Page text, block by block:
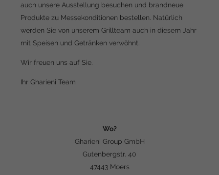
auch unsere Ausstellung besuchen und brandneue
Produkte zu Messekonditionen bestellen. Natürlich
werden Sie von unserem Grillteam auch in diesem Jahr
mit Speisen und Getränken verwöhnt.
Wir freuen uns auf Sie.
Ihr Gharieni Team
Wo?
Gharieni Group GmbH
Gutenbergstr. 40
47443 Moers